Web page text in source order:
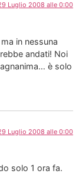
Luglio 2008 alle 0:00
in nessuna
andati! Noi
è solo
Luglio 2008 alle 0:00
solo 1 ora fa.